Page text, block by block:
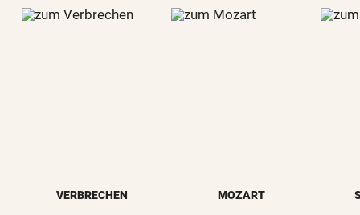
VERBRECHEN MOZART